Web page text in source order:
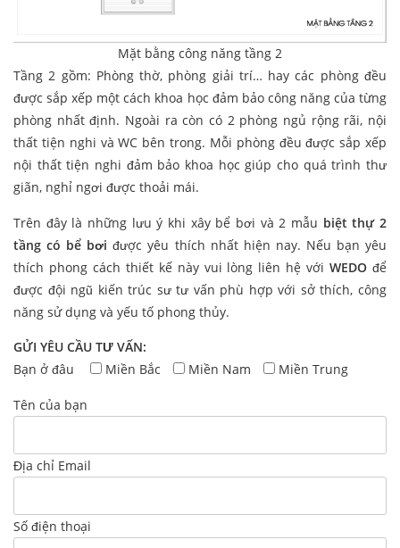
Mặt bằng công năng tầng 2
Tầng 2 gồm: Phòng thờ, phòng giải trí… hay các phòng đều
được sắp xếp một cách khoa học đảm bảo công năng của từng
phòng nhất định. Ngoài ra còn có 2 phòng ngủ rộng rãi, nội
thất tiện nghi và WC bên trong. Mỗi phòng đều được sắp xếp
nội thất tiện nghi đảm bảo khoa học giúp cho quá trình thư
giãn, nghỉ ngơi được thoải mái.
Trên đây là những lưu ý khi xây bể bơi và 2 mẫu biệt thự 2
tầng có bể bơi được yêu thích nhất hiện nay. Nếu bạn yêu
thích phong cách thiết kế này vui lòng liên hệ vớiWEDO để
được đội ngũ kiến trúc sư tư vấn phù hợp với sở thích, công
năng sử dụng và yếu tố phong thủy.
GỬI YÊU CẦU TƯ VẤN:
Bạn ở đâu
Miền Bắc Miền Nam Miền Trung
Tên của bạn
Địa chỉ Email
Số điện thoại